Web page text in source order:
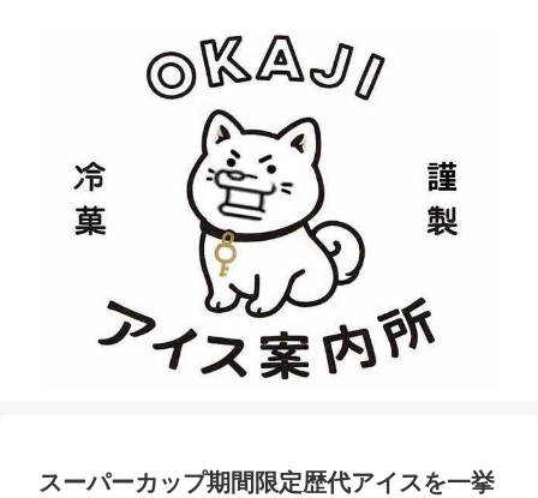
スーパーカップ期間限定歴代アイスを一挙